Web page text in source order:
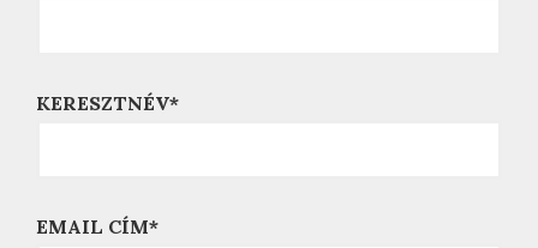
KERESZTNÉV*
EMAIL CÍM*